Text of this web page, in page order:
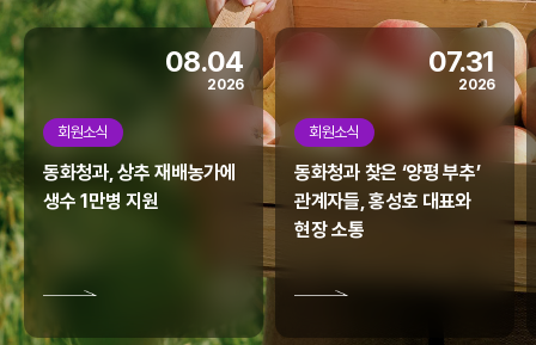
협회 홈페이지가 리뉴얼되었습니다.
08.04
2026
회원소식
동화청과, 상추 재배농가에
생수 1만병 지원
07.31
2026
회원소식
동화청과 찾은 ‘양평 부추’
관계자들, 홍성호 대표와
현장 소통